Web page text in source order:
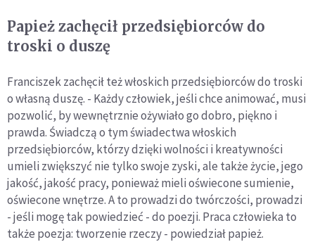
Papież zachęcił przedsiębiorców do
troski o duszę
Franciszek zachęcił też włoskich przedsiębiorców do troski
o własną duszę. - Każdy człowiek, jeśli chce animować, musi
pozwolić, by wewnętrznie ożywiało go dobro, piękno i
prawda. Świadczą o tym świadectwa włoskich
przedsiębiorców, którzy dzięki wolności i kreatywności
umieli zwiększyć nie tylko swoje zyski, ale także życie, jego
jakość, jakość pracy, ponieważ mieli oświecone sumienie,
oświecone wnętrze. A to prowadzi do twórczości, prowadzi
- jeśli mogę tak powiedzieć - do poezji. Praca człowieka to
także poezja: tworzenie rzeczy - powiedział papież.